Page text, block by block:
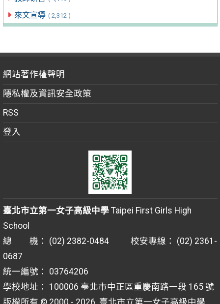
來文宣導 ( 2,312 )
網站著作權聲明
隱私權及資訊安全政策
RSS
登入
臺北市立第一女子高級中學Taipei First Girls High
School
總 機： (02) 2382-0484 校安專線： (02) 2361-
0687
統一編號： 03764206
學校地址： 100006 臺北市中正區重慶南路一段 165 號
版權所有 © 2000 - 2026 臺北市立第一女子高級中學